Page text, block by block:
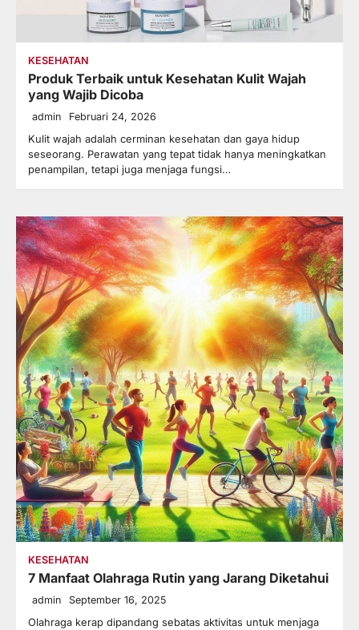
KESEHATAN
Produk Terbaik untuk Kesehatan Kulit Wajah
yang Wajib Dicoba
admin Februari 24, 2026
Kulit wajah adalah cerminan kesehatan dan gaya hidup
seseorang. Perawatan yang tepat tidak hanya meningkatkan
penampilan, tetapi juga menjaga fungsi…
KESEHATAN
7 Manfaat Olahraga Rutin yang Jarang Diketahui
admin September 16, 2025
Olahraga kerap dipandang sebatas aktivitas untuk menjaga